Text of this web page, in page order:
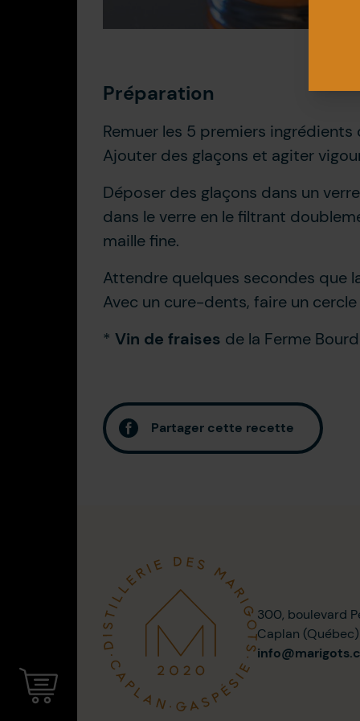
Préparation
Remuer les 5 premiers
Ajouter des glaçons et agiter
Déposer des glaçons dans un
dans le verre en le filtrant
maille fine.
Attendre quelques secondes que
Avec un cure-dents, faire un
* Vin de fraises de la Ferme
Partager cette recette
300, boulevard
Caplan